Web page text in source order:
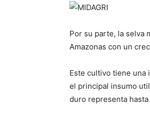
Por su parte, la selva
Amazonas con un
Este cultivo tiene una
el principal insumo
duro representa